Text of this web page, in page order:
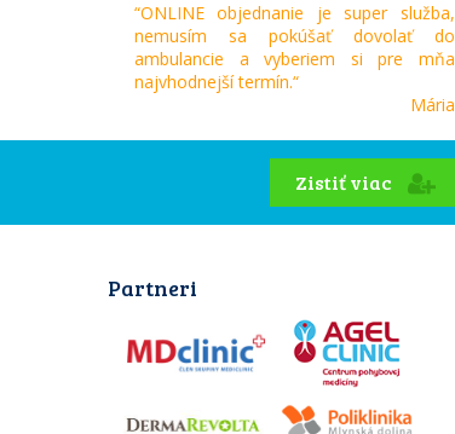
“ONLINE objednanie je super služba,
nemusím sa pokúšať dovolať do
ambulancie a vyberiem si pre mňa
najvhodnejší termín.“
Mária
Zistiť viac
Partneri